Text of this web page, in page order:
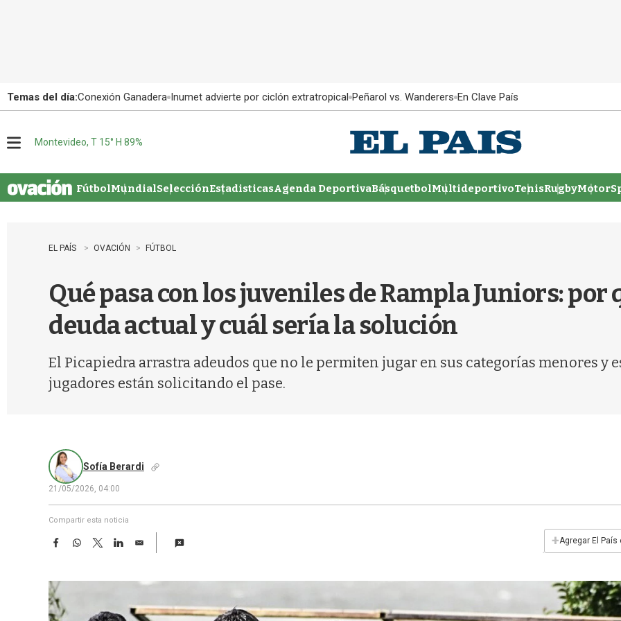
Temas del día:Conexión Ganadera Inumet advierte por ciclón extratropical Peñarol vs. Wanderers En Clave País
u
Montevideo, T 15° H 89%
FútbolMundialSelecciónEstadisticasAgenda DeportivaBásquetbolMultideportivoTenisRugby
EL PAÍS OVACIÓN FÚTBOL
Qué pasa con los juveniles de Rampla Juniors: por
deuda actual y cuál sería la solución
El Picapiedra arrastra adeudos que no le permiten jugar en sus categorías menores y
jugadores están solicitando el pase.
Sofía Berardi
21/05/2026, 04:00
Compartir esta noticia
F
e
b
o
W
t
T
w
t
L
k
E
i
+Agregar El País